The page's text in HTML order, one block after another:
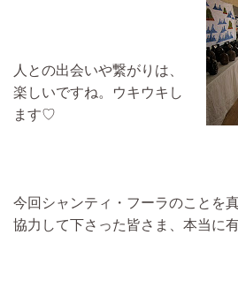
人との出会いや繋がりは、
楽しいですね。ウキウキし
ます♡
今回シャンティ・フーラのことを
協力して下さった皆さま、本当に